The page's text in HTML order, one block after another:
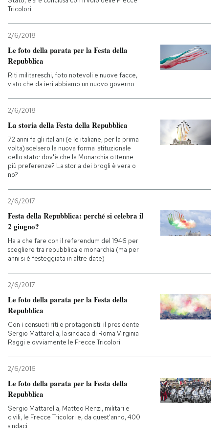
Tricolori
2/6/2018
Le foto della parata per la Festa della
Repubblica
Riti militareschi, foto notevoli e nuove facce,
visto che da ieri abbiamo un nuovo governo
2/6/2018
La storia della Festa della Repubblica
72 anni fa gli italiani (e le italiane, per la prima
volta) scelsero la nuova forma istituzionale
dello stato: dov'è che la Monarchia ottenne
più preferenze? La storia dei brogli è vera o
no?
2/6/2017
Festa della Repubblica: perché si celebra il
2 giugno?
Ha a che fare con il referendum del 1946 per
scegliere tra repubblica e monarchia (ma per
anni si è festeggiata in altre date)
2/6/2017
Le foto della parata per la Festa della
Repubblica
Con i consueti riti e protagonisti: il presidente
Sergio Mattarella, la sindaca di Roma Virginia
Raggi e ovviamente le Frecce Tricolori
2/6/2016
Le foto della parata per la Festa della
Repubblica
Sergio Mattarella, Matteo Renzi, militari e
civili, le Frecce Tricolori e, da quest'anno, 400
sindaci